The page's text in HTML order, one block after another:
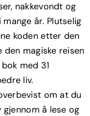
nakkevondt og
år. Plutselig
koden etter den
den magiske reisen
med 31
liv.
om at du
å lese og